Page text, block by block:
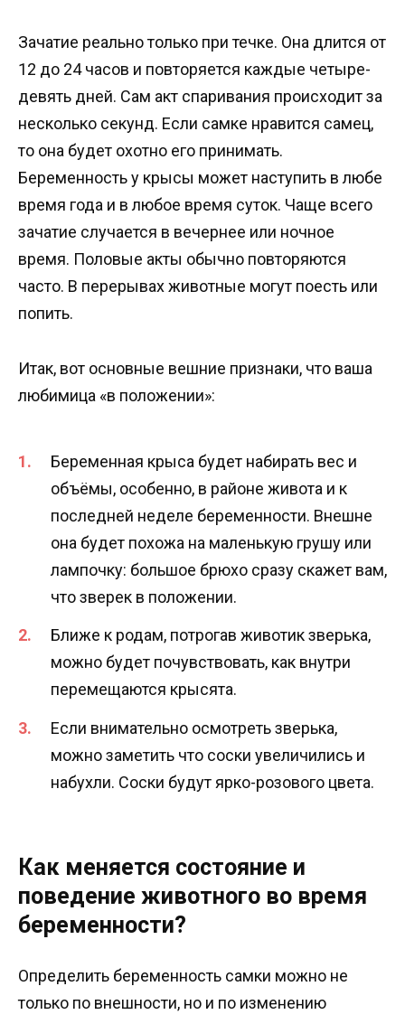
Зачатие реально только при течке. Она длится от
12 до 24 часов и повторяется каждые четыре-
девять дней. Сам акт спаривания происходит за
несколько секунд. Если самке нравится самец,
то она будет охотно его принимать.
Беременность у крысы может наступить в любе
время года и в любое время суток. Чаще всего
зачатие случается в вечернее или ночное
время. Половые акты обычно повторяются
часто. В перерывах животные могут поесть или
попить.
Итак, вот основные вешние признаки, что ваша
любимица «в положении»:
Беременная крыса будет набирать вес и
объёмы, особенно, в районе живота и к
последней неделе беременности. Внешне
она будет похожа на маленькую грушу или
лампочку: большое брюхо сразу скажет вам,
что зверек в положении.
Ближе к родам, потрогав животик зверька,
можно будет почувствовать, как внутри
перемещаются крысята.
Если внимательно осмотреть зверька,
можно заметить что соски увеличились и
набухли. Соски будут ярко-розового цвета.
Как меняется состояние и
поведение животного во время
беременности?
Определить беременность самки можно не
только по внешности, но и по изменению